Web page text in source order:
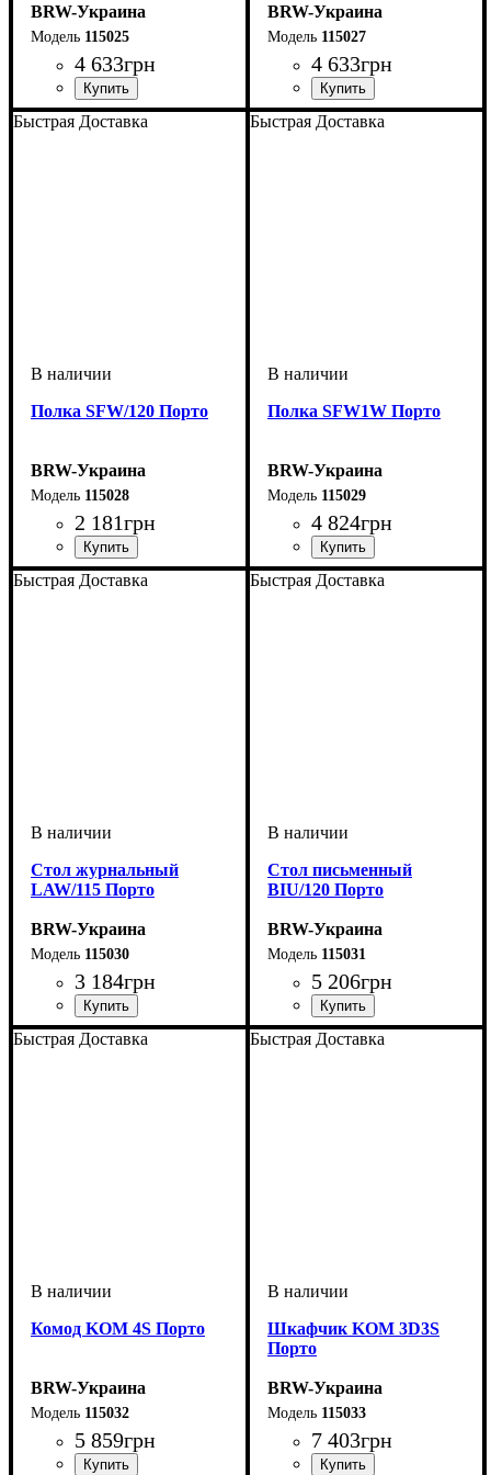
BRW-Украина
115025
4 633грн
ширина, мм: 750
высота, мм: 1260
глубина, мм: 185
BRW-Украина
115027
4 633грн
ширина, мм: 1285
высота, мм: 440
глубина, мм: 445
Быстрая Доставка
Полка SFW/120 Порто
BRW-Украина
115028
2 181грн
ширина, мм: 1200
высота, мм: 370
глубина, мм: 315
Быстрая Доставка
Полка SFW1W Порто
BRW-Украина
115029
4 824грн
ширина, мм: 1285
высота, мм: 370
глубина, мм: 345
Быстрая Доставка
Стол журнальный
LAW/115 Порто
BRW-Украина
115030
3 184грн
ширина, мм: 1150
высота, мм: 500
глубина, мм: 600
Быстрая Доставка
Стол письменный
BIU/120 Порто
BRW-Украина
115031
5 206грн
ширина, мм: 1200
высота, мм: 745
глубина, мм: 565
Быстрая Доставка
Комод KOM 4S Порто
BRW-Украина
115032
5 859грн
Быстрая Доставка
Шкафчик KOM 3D3S
Порто
BRW-Украина
115033
7 403грн